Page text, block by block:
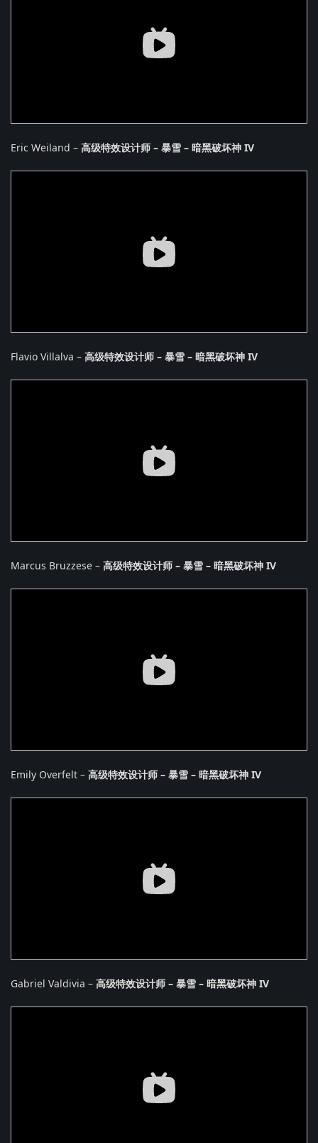
Eric Weiland – 高级特效设计师 – 暴雪 – 暗黑破坏神 IV
Flavio Villalva – 高级特效设计师 – 暴雪 – 暗黑破坏神 IV
Marcus Bruzzese – 高级特效设计师 – 暴雪 – 暗黑破坏神 IV
Emily Overfelt – 高级特效设计师 – 暴雪 – 暗黑破坏神 IV
Gabriel Valdivia – 高级特效设计师 – 暴雪 – 暗黑破坏神 IV